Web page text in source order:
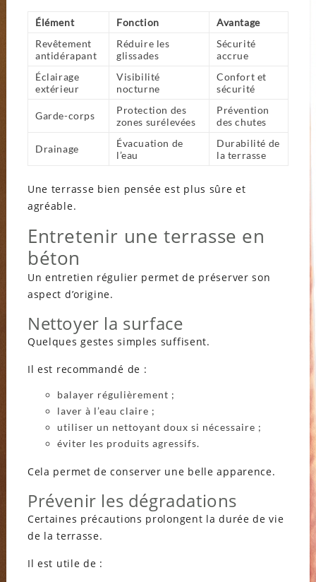
Élément Fonction
Avantage
Revêtement
antidérapant
Réduire les
glissades
Sécurité
accrue
Éclairage
extérieur
Visibilité
nocturne
Confort et
sécurité
Garde-corps
Protection des
zones surélevées
Prévention
des chutes
Drainage
Évacuation de
l’eau
Durabilité de
la terrasse
Une terrasse bien pensée est plus sûre et
agréable.
Entretenir une terrasse en
béton
Un entretien régulier permet de préserver son
aspect d’origine.
Nettoyer la surface
Quelques gestes simples suffisent.
Il est recommandé de :
balayer régulièrement ;
laver à l’eau claire ;
utiliser un nettoyant doux si nécessaire ;
éviter les produits agressifs.
Cela permet de conserver une belle apparence.
Prévenir les dégradations
Certaines précautions prolongent la durée de vie
de la terrasse.
Il est utile de :